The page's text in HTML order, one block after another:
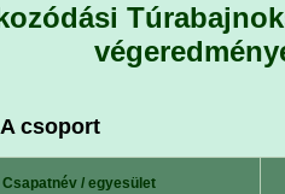
csoport
Csapatnév / egyesület